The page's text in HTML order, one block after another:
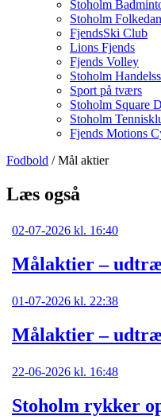
Stoholm
Stoholm
FjendsSki Club
Lions Fjends
Fjends Volley
Stoholm
Sport på tværs
Stoholm Square
Stoholm
Fjends Motions
Fodbold / Mål aktier
Læs også
02-07-2026 kl. 16:40
Målaktier –
01-07-2026 kl. 22:38
Målaktier –
22-06-2026 kl. 16:48
Stoholm rykker